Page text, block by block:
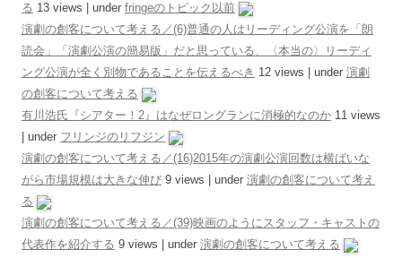
る 13 views under fringeのトピック以前
演劇の創客について考える／(6)普通の人はリーディング公演を「朗
読会」「演劇公演の簡易版」だと思っている、〈本当の〉リーディ
ング公演が全く別物であることを伝えるべき 12 views under 演劇
の創客について考える
有川浩氏『シアター！2』はなぜロングランに消極的なのか 11 views
under フリンジのリフジン
演劇の創客について考える／(16)2015年の演劇公演回数は横ばいな
がら市場規模は大きな伸び 9 views under 演劇の創客について考え
る
演劇の創客について考える／(39)映画のようにスタッフ・キャストの
代表作を紹介する 9 views under 演劇の創客について考える